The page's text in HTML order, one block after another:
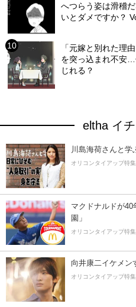
へつらう姿は滑稽
いとダメですか？
「元嫁と別れた理
を突っ込まれ不安
じれる？
eltha イ
川島海荷さんと学
オリコンタイアップ特集
マクドナルドが
園」
オリコンタイアップ特集
向井康二イケメン
オリコンタイアップ特集